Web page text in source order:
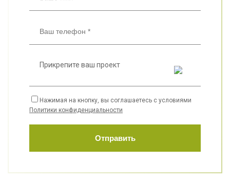
Прикрепите ваш проект
Нажимая на кнопку, вы соглашаетесь с условиями
Политики конфиденциальности
Отправить